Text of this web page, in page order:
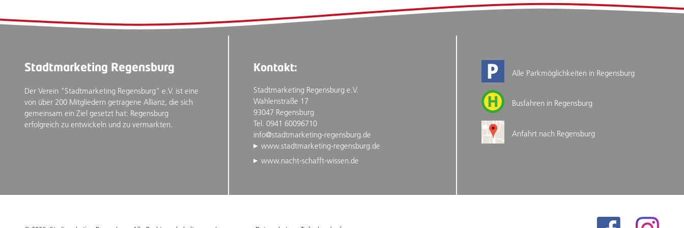
Stadtmarketing Regensburg
Der Verein "Stadtmarketing Regensburg" e.V. ist eine
von über 200 Mitgliedern getragene Allianz, die sich
gemeinsam ein Ziel gesetzt hat: Regensburg
erfolgreich zu entwickeln und zu vermarkten.
Kontakt:
Stadtmarketing Regensburg e.V.
Wahlenstraße 17
93047 Regensburg
Tel. 0941 60096710
info@stadtmarketing-regensburg.de
www.stadtmarketing-regensburg.de
www.nacht-schafft-wissen.de
Alle Parkmöglichkeiten in Regensburg
Busfahren in Regensburg
Anfahrt nach Regensburg